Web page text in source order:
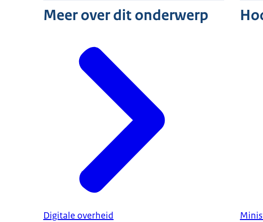
Meer over dit onderwerp
Digitale overheid